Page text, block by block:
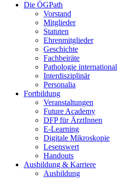
Die ÖGPath
Vorstand
Mitglieder
Statuten
Ehrenmitglieder
Geschichte
Fachbeiräte
Pathologie international
Interdisziplinär
Personalia
Fortbildung
Veranstaltungen
Future Academy
DFP für ÄrztInnen
E-Learning
Digitale Mikroskopie
Lesenswert
Handouts
Ausbildung & Karriere
Ausbildung